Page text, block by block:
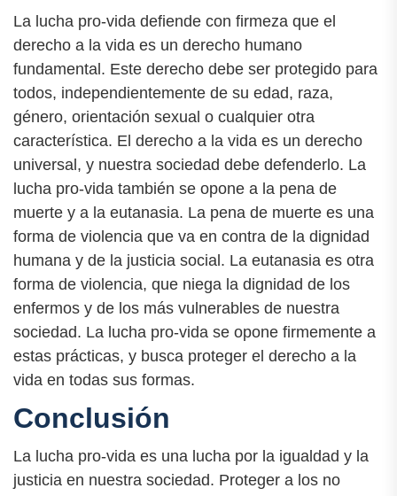
La lucha pro-vida defiende con firmeza que el
derecho a la vida es un derecho humano
fundamental. Este derecho debe ser protegido para
todos, independientemente de su edad, raza,
género, orientación sexual o cualquier otra
característica. El derecho a la vida es un derecho
universal, y nuestra sociedad debe defenderlo. La
lucha pro-vida también se opone a la pena de
muerte y a la eutanasia. La pena de muerte es una
forma de violencia que va en contra de la dignidad
humana y de la justicia social. La eutanasia es otra
forma de violencia, que niega la dignidad de los
enfermos y de los más vulnerables de nuestra
sociedad. La lucha pro-vida se opone firmemente a
estas prácticas, y busca proteger el derecho a la
vida en todas sus formas.
Conclusión
La lucha pro-vida es una lucha por la igualdad y la
justicia en nuestra sociedad. Proteger a los no